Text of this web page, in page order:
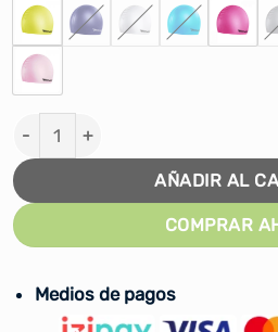
GORRO PARA NATACIÓN
AÑADIR AL
COMPRAR
Medios de pagos